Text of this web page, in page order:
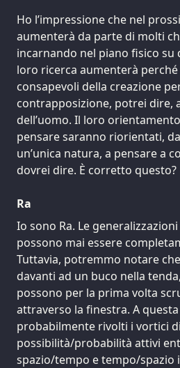
Ho l’impressione che nel
aumenterà da parte di molti
incarnando nel piano fisico su
loro ricerca aumenterà
consapevoli della creazione
contrapposizione, potrei dire,
dell’uomo. Il loro
pensare saranno riorientati,
un’unica natura, a pensare a
dovrei dire. È corretto questo?
Ra
Io sono Ra. Le
possono mai essere
Tuttavia, potremmo notare
davanti ad un buco nella
possono per la prima volta
attraverso la finestra. A
probabilmente rivolti i vortici di
possibilità/probabilità attivi
spazio/tempo e tempo/spazio